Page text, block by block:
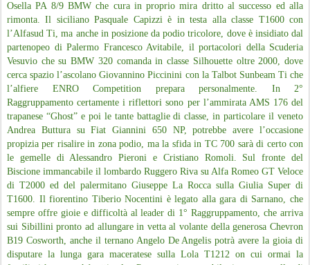
Osella PA 8/9 BMW che cura in proprio mira dritto al successo ed alla
rimonta. Il siciliano Pasquale Capizzi è in testa alla classe T1600 con
l’Alfasud Ti, ma anche in posizione da podio tricolore, dove è insidiato dal
partenopeo di Palermo Francesco Avitabile, il portacolori della Scuderia
Vesuvio che su BMW 320 comanda in classe Silhouette oltre 2000, dove
cerca spazio l’ascolano Giovannino Piccinini con la Talbot Sunbeam Ti che
l’alfiere ENRO Competition prepara personalmente. In 2°
Raggruppamento certamente i riflettori sono per l’ammirata AMS 176 del
trapanese “Ghost” e poi le tante battaglie di classe, in particolare il veneto
Andrea Buttura su Fiat Giannini 650 NP, potrebbe avere l’occasione
propizia per risalire in zona podio, ma la sfida in TC 700 sarà di certo con
le gemelle di Alessandro Pieroni e Cristiano Romoli. Sul fronte del
Biscione immancabile il lombardo Ruggero Riva su Alfa Romeo GT Veloce
di T2000 ed del palermitano Giuseppe La Rocca sulla Giulia Super di
T1600. Il fiorentino Tiberio Nocentini è legato alla gara di Sarnano, che
sempre offre gioie e difficoltà al leader di 1° Raggruppamento, che arriva
sui Sibillini pronto ad allungare in vetta al volante della generosa Chevron
B19 Cosworth, anche il ternano Angelo De Angelis potrà avere la gioia di
disputare la lunga gara maceratese sulla Lola T1212 on cui ormai la